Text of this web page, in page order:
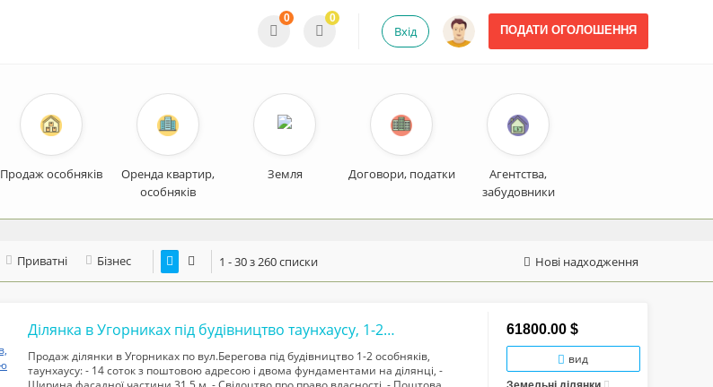
ПОДАТИ ОГОЛОШЕННЯ
Вхід
0 0
Продаж особняків
Оренда квартир,
особняків
Земля Договори, податки
Агентства,
забудовники
Приватні Бізнес 1 - 30 з 260 списки Нові надходження
Ділянка в Угорниках під будівництво таунхаусу, 1-2 особняків, з документами, адр...
Продаж ділянки в Угорниках по вул.Берегова під будівництво 1-2 особняків,
таунхаусу: - 14 соток з поштовою адресою і двома фундаментами на ділянці, -
61800.00 $
вид